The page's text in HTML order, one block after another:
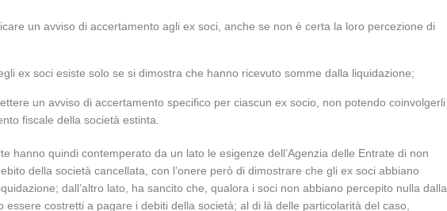
un avviso di accertamento agli ex soci, anche se non è certa la loro percezione di
ex soci esiste solo se si dimostra che hanno ricevuto somme dalla liquidazione;
un avviso di accertamento specifico per ciascun ex socio, non potendo coinvolgerli
fiscale della società estinta.
hanno quindi contemperato da un lato le esigenze dell’Agenzia delle Entrate di non
della società cancellata, con l’onere però di dimostrare che gli ex soci abbiano
dall’altro lato, ha sancito che, qualora i soci non abbiano percepito nulla dalla
essere costretti a pagare i debiti della società; al di là delle particolarità del caso,